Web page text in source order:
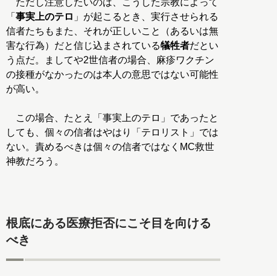
ただし注意したいのは、こうした宗教によって
「 事実上のテロ 」が起こるとき、実行させられる
信者たちもまた、それが正しいこと（あるいは無
害な行為）だと信じ込まされている犠牲者だとい
う点だ。ましてや2世信者の場合、麻疹ワクチン
の接種がなかったのは本人の意思ではない可能性
が高い。
この場合、たとえ「事実上のテロ」であったと
しても、個々の信者はやはり「テロリスト」では
ない。責めるべきは個々の信者ではなくMC救世
神教だろう。
根底にある医療拒否にこそ目を向ける
べき